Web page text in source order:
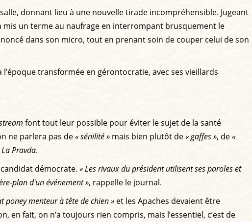
donnant lieu à une nouvelle tirade incompréhensible. Jugeant
mis un terme au naufrage en interrompant brusquement le
dans son micro, tout en prenant soin de couper celui de son
transformée en gérontocratie, avec ses vieillards
font tout leur possible pour éviter le sujet de la santé
ne parlera pas de« sénilité » mais bien plutôt de« gaffes », de«
La Pravda.
démocrate. « Les rivaux du président utilisent ses paroles et
plan d'un événement », rappelle le journal.
poney menteur à tête de chien » et les Apaches devaient être
en fait, on n’a toujours rien compris, mais l’essentiel, c’est de